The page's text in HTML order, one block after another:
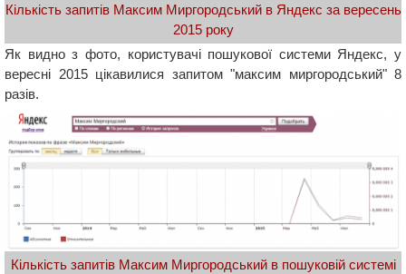
Кількість запитів Максим Миргородський в Яндекс за вересень
2015 року
Як видно з фото, користувачі пошукової системи Яндекс, у
вересні 2015 цікавилися запитом "максим миргородський" 8
разів.
Кількість запитів Максим Миргородський в пошуковій системі